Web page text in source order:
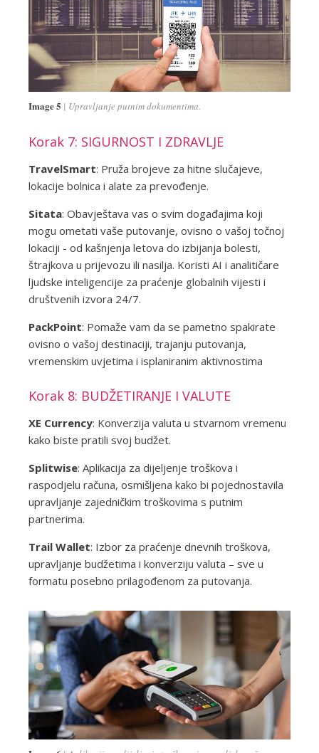
Image 5 Upravljanje putnim dokumentima.
Korak 7: SIGURNOST I ZDRAVLJE
TravelSmart: Pruža brojeve za hitne slučajeve,
lokacije bolnica i alate za prevođenje.
Sitata: Obavještava vas o svim događajima koji
mogu ometati vaše putovanje, ovisno o vašoj točnoj
lokaciji - od kašnjenja letova do izbijanja bolesti,
štrajkova u prijevozu ili nasilja. Koristi AI i analitičare
ljudske inteligencije za praćenje globalnih vijesti i
društvenih izvora 24/7.
PackPoint: Pomaže vam da se pametno spakirate
ovisno o vašoj destinaciji, trajanju putovanja,
vremenskim uvjetima i isplaniranim aktivnostima
Korak 8: BUDŽETIRANJE I VALUTE
XE Currency: Konverzija valuta u stvarnom vremenu
kako biste pratili svoj budžet.
Splitwise: Aplikacija za dijeljenje troškova i
raspodjelu računa, osmišljena kako bi pojednostavila
upravljanje zajedničkim troškovima s putnim
partnerima.
Trail Wallet: Izbor za praćenje dnevnih troškova,
upravljanje budžetima i konverziju valuta – sve u
formatu posebno prilagođenom za putovanja.